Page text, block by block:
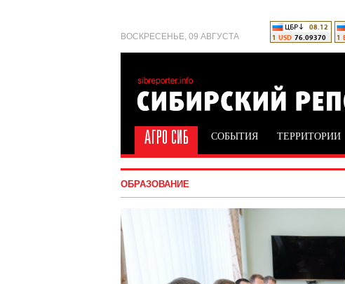
ВОСКРЕСЕНЬЕ, 09 АВГУСТА
СОБЫТИЯ ТЕРРИТОРИИ
ОБРАЗОВАНИЕ